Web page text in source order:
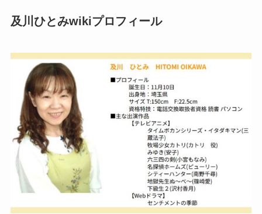
及川ひとみwikiプロフィール